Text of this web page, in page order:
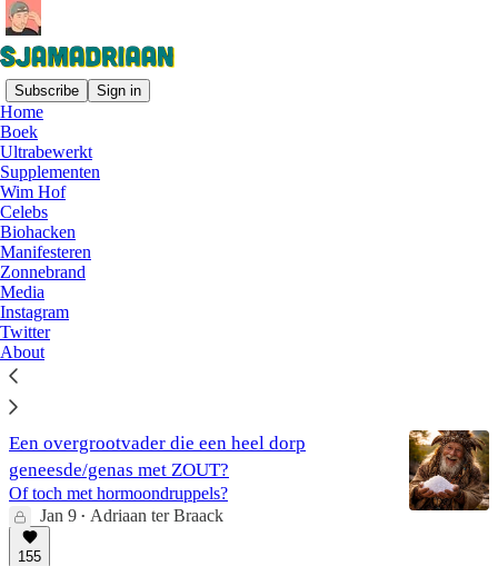
Subscribe Sign in
Home
Boek
Ultrabewerkt
Supplementen
Wim Hof
Celebs
Biohacken
Manifesteren
Zonnebrand
Media
Instagram
Twitter
About
Supplementen
Zwanger? Slik foliumzuur en dus NIET actief
folaat
Luister naar de wetenschap, niet naar
supplementenmerken
Apr 24 •
45
Een overgrootvader die een heel dorp
geneesde/genas met ZOUT?
Of toch met hormoondruppels?
Jan 9 • Adriaan ter Braack
155